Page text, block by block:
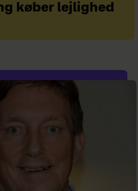
køber lejlighed